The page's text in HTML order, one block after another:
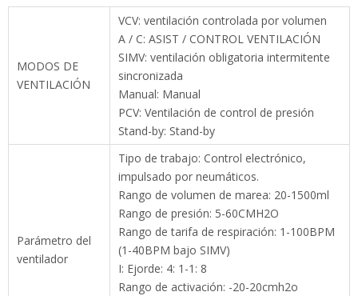
MODOS DE
sincronizada
Manual: Manual
PCV: Ventilación de control de presión
Stand-by: Stand-by
Tipo de trabajo: Control electrónico,
impulsado por neumáticos.
Rango de volumen de marea: 20-1500ml
Rango de presión: 5-60CMH2O
Rango de tarifa de respiración: 1-100BPM (1-
40BPM bajo SIMV)
I: Ejorde: 4: 1-1: 8
Rango de activación: -20-20cmh2o (basado
en PEEP)
Rango de volumen de minutos:> 18l / min
Rango de suspiro: 0-5 / 100